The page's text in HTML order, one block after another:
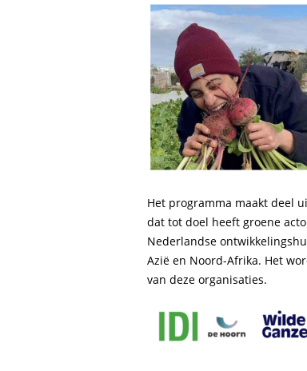
Het programma maakt deel
dat tot doel heeft groene
Nederlandse
Azië en Noord-Afrika. Het
van deze organisaties.